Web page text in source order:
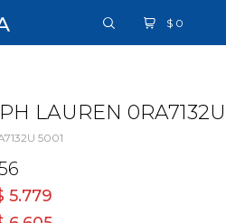
$ 0
LAUREN 0RA7132U
5001
5.779